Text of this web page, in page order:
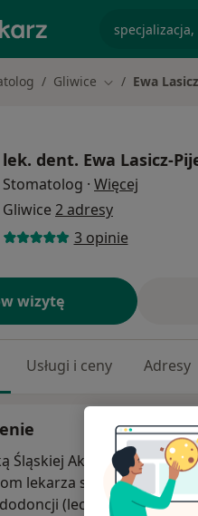
Gliwice Zmień miasto
Ewa
lek. dent. Ewa Lasicz-
Stomatolog · Więcej
Gliwice 2 adresy
3 opinie
wizytę
Usługi i ceny Adresy
Śląskiej Akademii
Specjalizuje się w: Stomatologii
(leczeniu